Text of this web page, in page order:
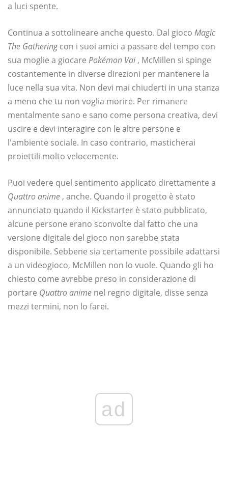
a luci spente.
Continua a sottolineare anche questo. Dal gioco Magic
The Gatheringcon i suoi amici a passare del tempo con
sua moglie a giocare Pokémon Vai , McMillen si spinge
costantemente in diverse direzioni per mantenere la
luce nella sua vita. Non devi mai chiuderti in una stanza
a meno che tu non voglia morire. Per rimanere
mentalmente sano e sano come persona creativa, devi
uscire e devi interagire con le altre persone e
l'ambiente sociale. In caso contrario, masticherai
proiettili molto velocemente.
Puoi vedere quel sentimento applicato direttamente a
Quattro anime , anche. Quando il progetto è stato
annunciato quando il Kickstarter è stato pubblicato,
alcune persone erano sconvolte dal fatto che una
versione digitale del gioco non sarebbe stata
disponibile. Sebbene sia certamente possibile adattarsi
a un videogioco, McMillen non lo vuole. Quando gli ho
chiesto come avrebbe preso in considerazione di
portare Quattro anime nel regno digitale, disse senza
mezzi termini, non lo farei.
ad